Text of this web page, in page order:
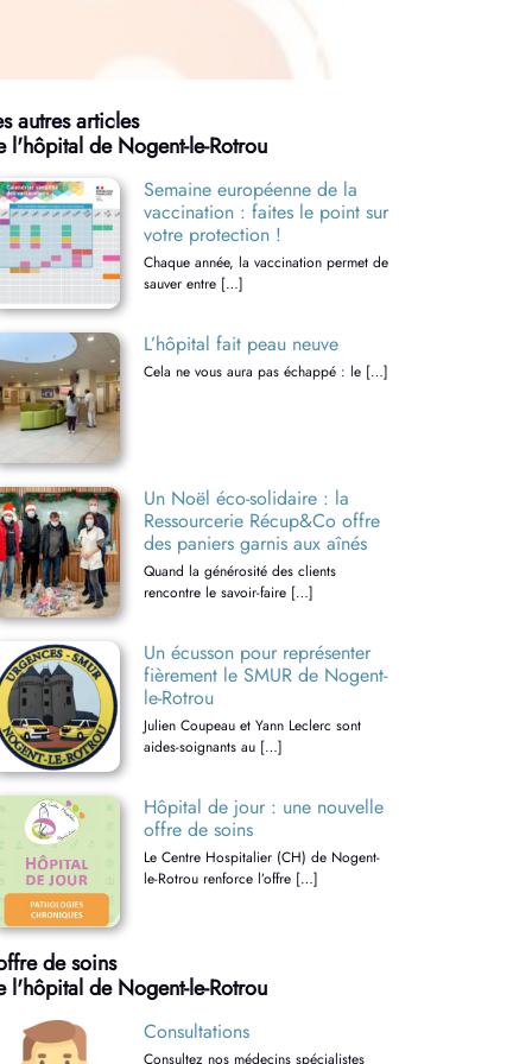
autres articles
l'hôpital de Nogent-le-Rotrou
Semaine européenne de la
vaccination : faites le point sur
votre protection !
Chaque année, la vaccination permet de
sauver entre […]
L’hôpital fait peau neuve
Cela ne vous aura pas échappé : le […]
Un Noël éco-solidaire : la
Ressourcerie Récup&Co offre
des paniers garnis aux aînés
Quand la générosité des clients
rencontre le savoir-faire […]
Un écusson pour représenter
fièrement le SMUR de Nogent-
le-Rotrou
Julien Coupeau et Yann Leclerc sont
aides-soignants au […]
Hôpital de jour : une nouvelle
offre de soins
Le Centre Hospitalier (CH) de Nogent-
le-Rotrou renforce l’offre […]
de soins
l'hôpital de Nogent-le-Rotrou
Consultations
Consultez nos médecins spécialistes